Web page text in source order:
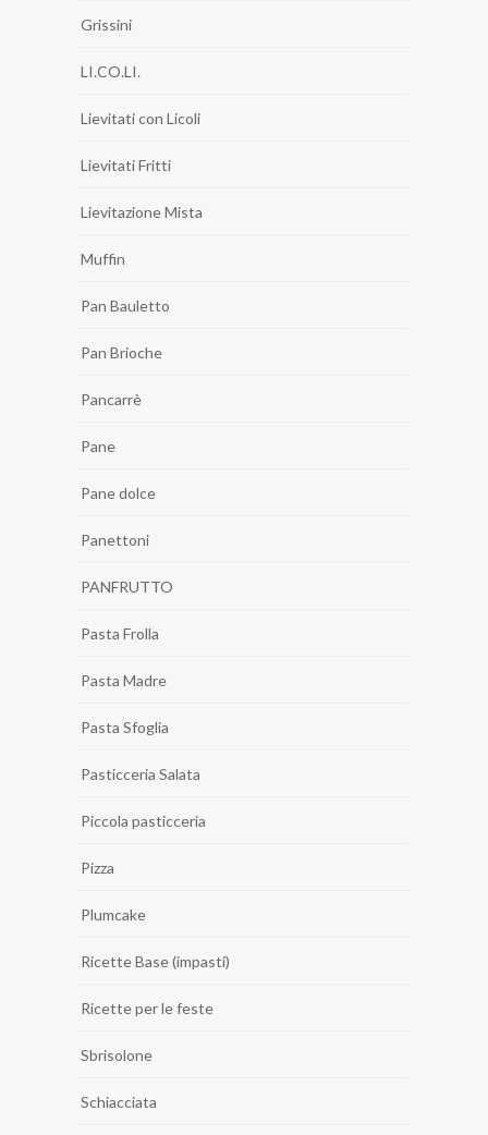
Grissini
LI.CO.LI.
Lievitati con Licoli
Lievitati Fritti
Lievitazione Mista
Muffin
Pan Bauletto
Pan Brioche
Pancarrè
Pane
Pane dolce
Panettoni
PANFRUTTO
Pasta Frolla
Pasta Madre
Pasta Sfoglia
Pasticceria Salata
Piccola pasticceria
Pizza
Plumcake
Ricette Base (impasti)
Ricette per le feste
Sbrisolone
Schiacciata